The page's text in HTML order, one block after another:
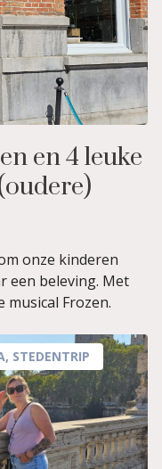
en 4 leuke
onze kinderen
een beleving. Met
musical Frozen.
, STEDENTRIP